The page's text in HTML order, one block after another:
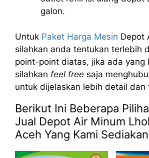
galon.
Untuk Paket Harga Mesin Depot
silahkan anda tentukan terlebih
point-point diatas, jika ada yang
silahkan feel free saja
untuk dijelaskan lebih detail dan
Berikut Ini Beberapa
Jual Depot Air Minum
Aceh Yang Kami Sediakan